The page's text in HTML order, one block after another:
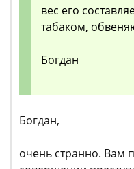
вес его
табаком,
Богдан
Богдан,
очень странно. Вам